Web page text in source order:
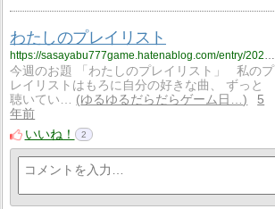
わたしのプレイリスト
https://sasayabu777game.hatenablog.com/entry/2021/05/29/203846
今週のお題 「わたしのプレイリスト」 私のプ
レイリストはもろに自分の好きな曲、 ずっと
聴いてい…
ゆるゆるだらだらゲーム日…
5
年前
いいね！
2